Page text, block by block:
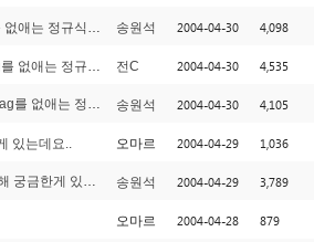
정규식에서의 궁금증 송원석 2004-04-30 4,098
정규식에서의 궁금증 전C 2004-04-30 4,535
는 정규식에서의 궁금증 [1]
송원석 2004-04-30 4,105
있는데요.. 오마르 2004-04-29 1,036
한게 있는데요.. [1]
송원석 2004-04-29 3,789
오마르 2004-04-28 879